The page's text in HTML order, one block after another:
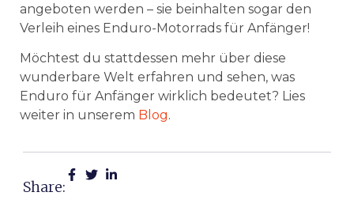
angeboten werden – sie beinhalten sogar den
Verleih eines Enduro-Motorrads für Anfänger!
Möchtest du stattdessen mehr über diese
wunderbare Welt erfahren und sehen, was
Enduro für Anfänger wirklich bedeutet? Lies
weiter in unserem Blog.
Share: